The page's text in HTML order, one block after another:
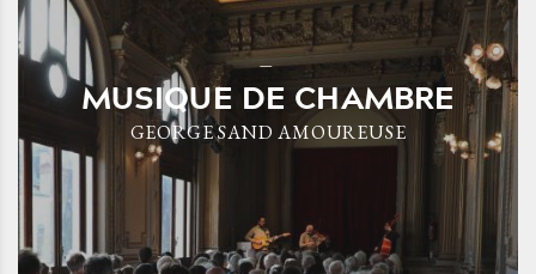
MUSIQUE DE CHAMBRE
GEORGE SAND AMOUREUSE